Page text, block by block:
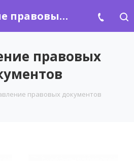
Составление правовых документов
правовых
правовых документов